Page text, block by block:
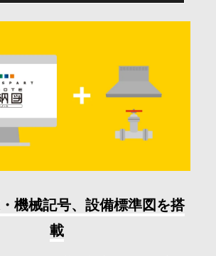
索
機械記号、設備標準図を搭
載